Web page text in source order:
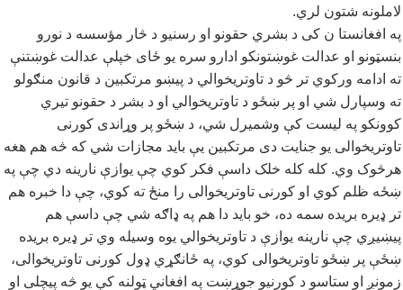
لاملونه شتون لري.
په افغانستا ن کی د بشري حقونو او رسنیو د څار مؤسسه د نورو
بنسټونو او عدالت غوښتونکو ادارو سره یو ځای خپلې عدالت غوښتنې
ته ادامه ورکوي تر څو د تاوتریخوالي د پیښو مرتکبین د قانون منګولو
ته وسپارل شي او پر ښځو د تاوتریخوالي او د بشر د حقونو تیري
کوونکو په لیست کې وشمیرل شي، د ښځو پر وړاندی کورنی
تاوتریخوالی یو جنایت دی مرتکبین یې باید مجازات شي که څه هم هغه
هرڅوک وي. کله کله خلک داسې فکر کوي چې یوازې نارینه دي چې په
ښځه ظلم کوي او کورنی تاوتریخوالی را منځ ته کوي، چې دا خبره هم
تر ډیره بریده سمه ده، خو باید دا هم په ډاګه شي چې داسې هم
پیښیږي چې نارینه یوازې د تاوتریخوالي یوه وسیله وي تر ډیره بریده
ښځې پر ښځو تاوتریخوالی کوي، په ځانګړي ډول کورنی تاوتریخوالی،
زمونږ او ستاسو د کورنیو جوړښت په افغاني ټولنه کې یو څه پیچلی او